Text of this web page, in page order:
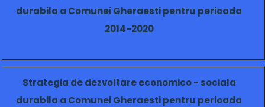
durabila a Comunei Gheraesti pentru perioada
2014-2020
Strategia de dezvoltare economico - sociala
durabila a Comunei Gheraesti pentru perioada